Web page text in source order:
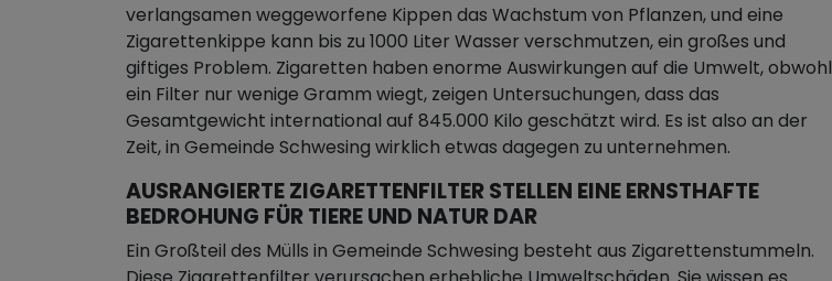
verlangsamen weggeworfene Kippen das Wachstum von Pflanzen, und eine
Zigarettenkippe kann bis zu 1000 Liter Wasser verschmutzen, ein großes und
giftiges Problem. Zigaretten haben enorme Auswirkungen auf die Umwelt, obwohl
ein Filter nur wenige Gramm wiegt, zeigen Untersuchungen, dass das
Gesamtgewicht international auf 845.000 Kilo geschätzt wird. Es ist also an der
Zeit, in Gemeinde Schwesing wirklich etwas dagegen zu unternehmen.
AUSRANGIERTE ZIGARETTENFILTER STELLEN EINE ERNSTHAFTE
BEDROHUNG FÜR TIERE UND NATUR DAR
Ein Großteil des Mülls in Gemeinde Schwesing besteht aus Zigarettenstummeln.